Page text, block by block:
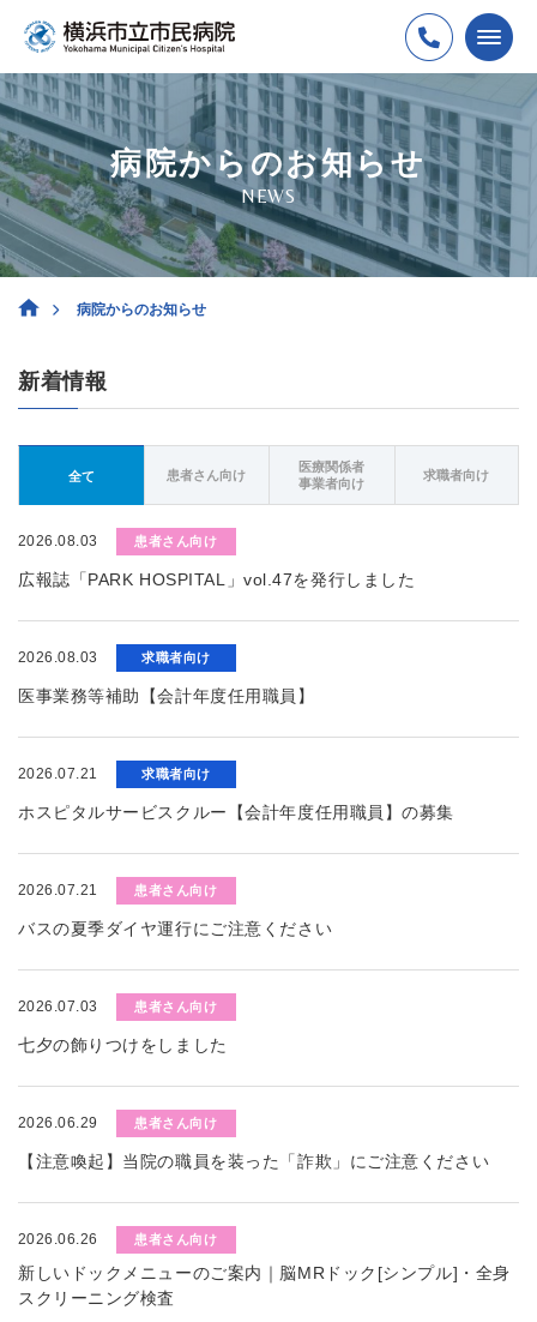
病院からのお知らせ
NEWS
病院からのお知らせ
新着情報
全て 患者さん向け
医療関係者
事業者向け
求職者向け
2026.08.03 患者さん向け
広報誌「PARK HOSPITAL」vol.47を発行しました
2026.08.03 求職者向け
医事業務等補助【会計年度任用職員】
2026.07.21 求職者向け
ホスピタルサービスクルー【会計年度任用職員】の募集
2026.07.21 患者さん向け
バスの夏季ダイヤ運行にご注意ください
2026.07.03 患者さん向け
七夕の飾りつけをしました
2026.06.29 患者さん向け
【注意喚起】当院の職員を装った「詐欺」にご注意ください
2026.06.26 患者さん向け
新しいドックメニューのご案内｜脳MRドック[シンプル]・全身
スクリーニング検査